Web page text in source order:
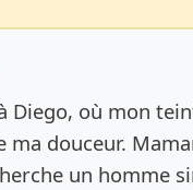
de
Diego, où mon
ma douceur.
un homme